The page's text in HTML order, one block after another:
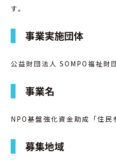
す。
事業実施団体
公益財団法人 SOMPO福祉財
事業名
NPO基盤強化資金助成「住民
募集地域